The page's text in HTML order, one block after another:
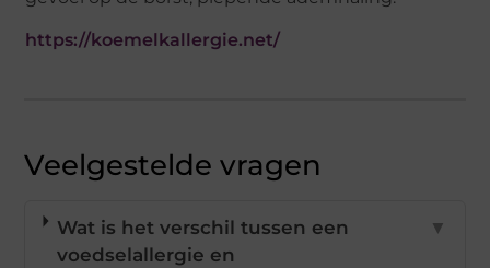
https://koemelkallergie.net/
Veelgestelde vragen
Wat is het verschil tussen een
voedselallergie en
▼